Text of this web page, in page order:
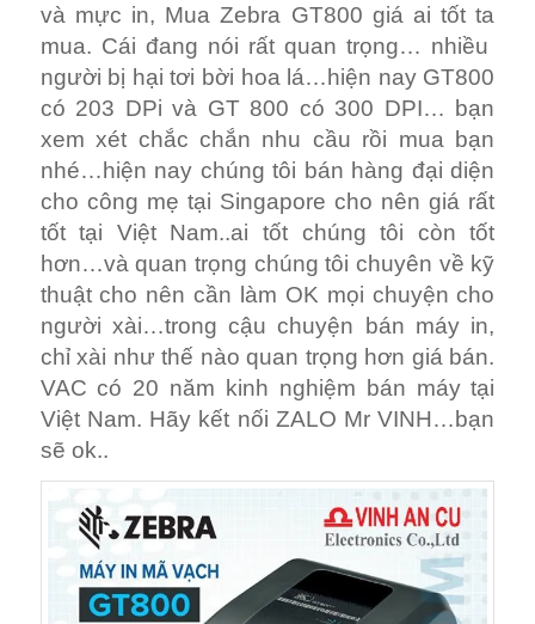
và mực in, Mua Zebra GT800 giá ai tốt ta
mua. Cái đang nói rất quan trọng… nhiều
người bị hại tơi bời hoa lá…hiện nay GT800
có 203 DPi và GT 800 có 300 DPI… bạn
xem xét chắc chắn nhu cầu rồi mua bạn
nhé…hiện nay chúng tôi bán hàng đại diện
cho công mẹ tại Singapore cho nên giá rất
tốt tại Việt Nam..ai tốt chúng tôi còn tốt
hơn…và quan trọng chúng tôi chuyên về kỹ
thuật cho nên cần làm OK mọi chuyện cho
người xài…trong cậu chuyện bán máy in,
chỉ xài như thế nào quan trọng hơn giá bán.
VAC có 20 năm kinh nghiệm bán máy tại
Việt Nam. Hãy kết nối ZALO Mr VINH…bạn
sẽ ok..